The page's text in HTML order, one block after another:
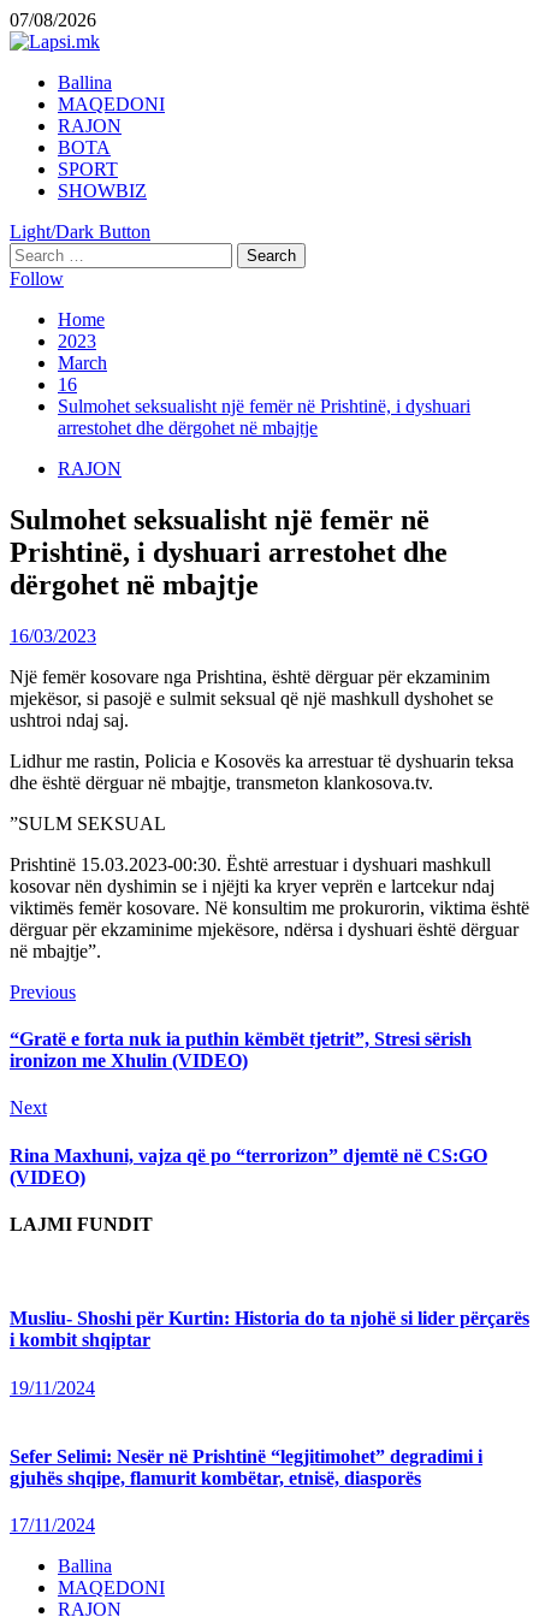
Skip
to
07/08/2026
Primary
Menu
Ballina
MAQEDONI
RAJON
BOTA
SPORT
SHOWBIZ
Light/Dark Button
Search
for:
Follow
Home
2023
March
16
Sulmohet seksualisht një femër në Prishtinë, i dyshuari
arrestohet dhe dërgohet në mbajtje
RAJON
Sulmohet seksualisht një femër në
Prishtinë, i dyshuari arrestohet dhe
dërgohet në mbajtje
16/03/2023
Një femër kosovare nga Prishtina, është dërguar për ekzaminim
mjekësor, si pasojë e sulmit seksual që një mashkull dyshohet se
ushtroi ndaj saj.
Lidhur me rastin, Policia e Kosovës ka arrestuar të dyshuarin teksa
dhe është dërguar në mbajtje, transmeton klankosova.tv.
”SULM SEKSUAL
Prishtinë 15.03.2023-00:30. Është arrestuar i dyshuari mashkull
kosovar nën dyshimin se i njëjti ka kryer veprën e lartcekur ndaj
viktimës femër kosovare. Në konsultim me prokurorin, viktima është
dërguar për ekzaminime mjekësore, ndërsa i dyshuari është dërguar
në mbajtje”.
Continue
Reading
PreviousPrevious
“Gratë e forta nuk ia puthin këmbët tjetrit”, Stresi sërish
ironizon me Xhulin (VIDEO)
NextNext
Rina Maxhuni, vajza që po “terrorizon” djemtë në CS:GO
(VIDEO)
LAJMI FUNDIT
Musliu- Shoshi për Kurtin: Historia do ta njohë si lider përçarës
i kombit shqiptar
19/11/2024
Sefer Selimi: Nesër në Prishtinë “legjitimohet” degradimi i
gjuhës shqipe, flamurit kombëtar, etnisë, diasporës
17/11/2024
Ballina
MAQEDONI
RAJON